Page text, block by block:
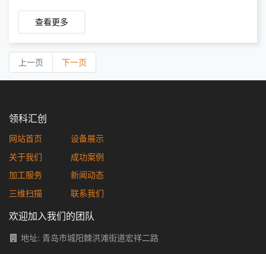
查看更多
上一页 下一页
领科汇创
网站首页
关于我们
加工服务
三维扫描
设备展示
成功案例
新闻动态
联系我们
欢迎加入我们的团队
地址: 青岛市城阳棘洪滩街道宏祥二路